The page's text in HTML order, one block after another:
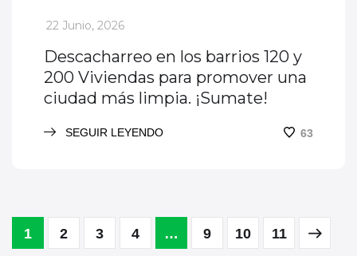
_
22 Junio, 2026
Descacharreo en los barrios 120 y
200 Viviendas para promover una
ciudad más limpia. ¡Sumate!
SEGUIR LEYENDO 63
1 2 3 4 … 9 10 11